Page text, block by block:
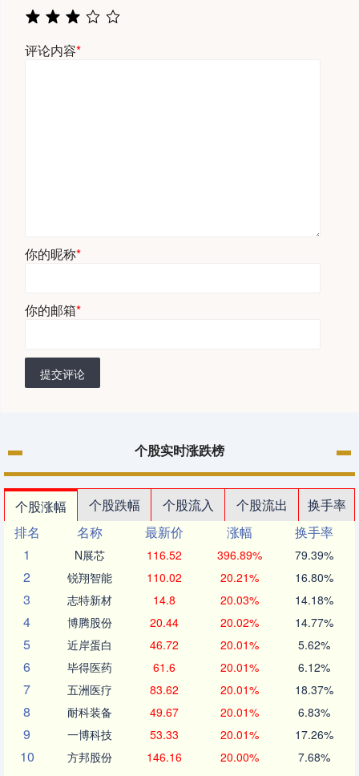
评论内容*
你的昵称*
你的邮箱*
提交评论
个股实时涨跌榜
个股涨幅 个股跌幅 个股流入 个股流出
换手率
排名
名称 最新价 涨幅
换手率
1
N展芯 116.52 396.89% 79.39%
2 锐翔智能 110.02 20.21% 16.80%
3 志特新材 14.8 20.03% 14.18%
4 博腾股份 20.44 20.02% 14.77%
5 近岸蛋白 46.72 20.01% 5.62%
6 毕得医药 61.6 20.01% 6.12%
7 五洲医疗 83.62 20.01% 18.37%
8 耐科装备 49.67 20.01% 6.83%
9 一博科技 53.33 20.01% 17.26%
10 方邦股份 146.16 20.00% 7.68%